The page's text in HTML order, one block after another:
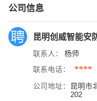
公司信息
昆明创威智能安
联系人： 杨师
联系电话： ****
公司地址：
昆明市
202